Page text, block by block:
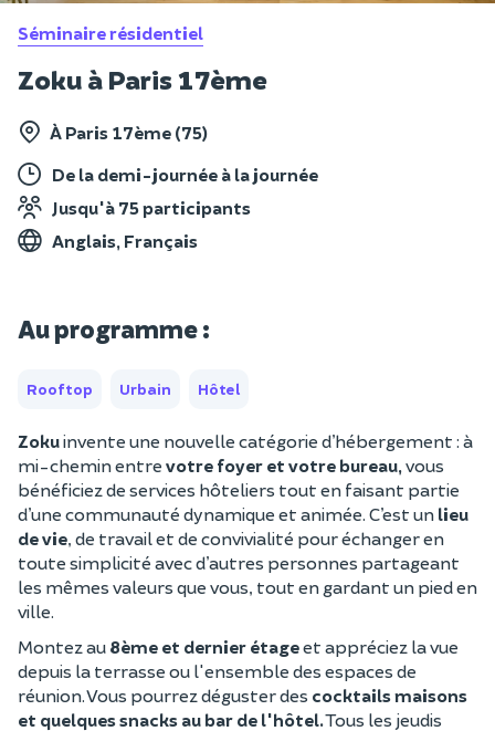
Séminaire résidentiel
Zoku à Paris 17ème
À Paris 17ème (75)
De la demi-journée à la journée
Jusqu'à 75 participants
Anglais, Français
Au programme :
Rooftop Urbain Hôtel
Zokuinvente une nouvelle catégorie d’hébergement : à
mi-chemin entre votre foyer et votre bureau, vous
bénéficiez de services hôteliers tout en faisant partie
d’une communauté dynamique et animée. C’est un lieu
de vie, de travail et de convivialité pour échanger en
toute simplicité avec d’autres personnes partageant
les mêmes valeurs que vous, tout en gardant un pied en
ville.
Montez au 8ème et dernier étageet appréciez la vue
depuis la terrasse ou l'ensemble des espaces de
réunion. Vous pourrez déguster des cocktails maisons
et quelques snacks au bar de l'hôtel.Tous les jeudis